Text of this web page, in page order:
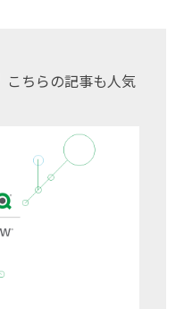
こちらの記事も人気